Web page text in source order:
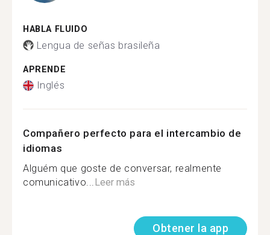
HABLA FLUIDO
Lengua de señas brasileña
APRENDE
Inglés
Compañero perfecto para el intercambio de
idiomas
Alguém que goste de conversar, realmente
comunicativo...Leer más
Obtener la app